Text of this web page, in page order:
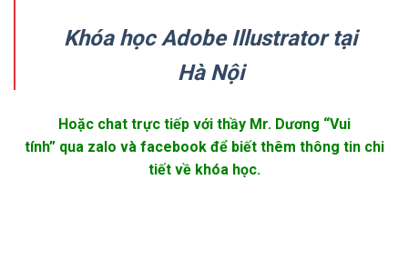
Khóa học Adobe Illustrator tại
Hà Nội
Hoặc chat trực tiếp với thầy Mr. Dương “Vui
tính” qua zalo và facebook để biết thêm thông tin chi
tiết về khóa học.